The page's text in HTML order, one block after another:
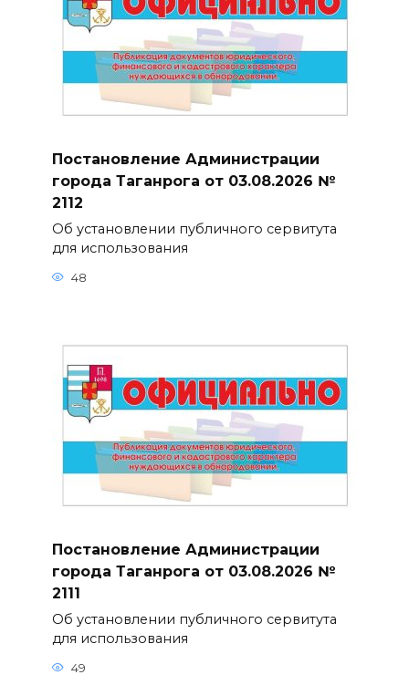
Постановление Администрации
города Таганрога от 03.08.2026 №
2112
Об установлении публичного сервитута
для использования
48
Постановление Администрации
города Таганрога от 03.08.2026 №
2111
Об установлении публичного сервитута
для использования
49